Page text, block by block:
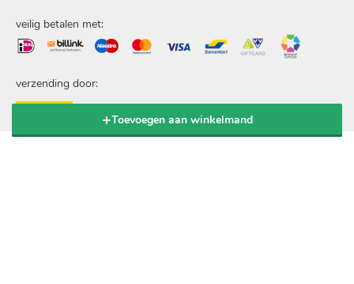
Toevoegen aan winkelmand
veilig betalen met:
verzending door: